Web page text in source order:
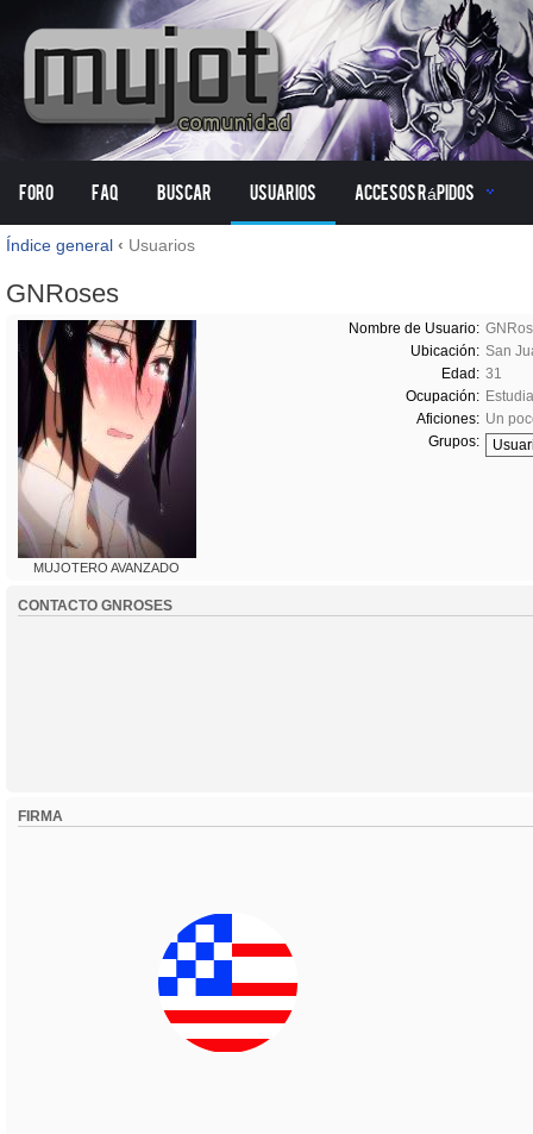
Foro FAQ Buscar Usuarios Accesos Rápidos
Índice general ‹ Usuarios
GNRoses
MUJOTERO AVANZADO
Nombre de Usuario:
Ubicación: San
Edad: 31
Ocupación:
Aficiones: Un
Grupos:
CONTACTO GNROSES
FIRMA